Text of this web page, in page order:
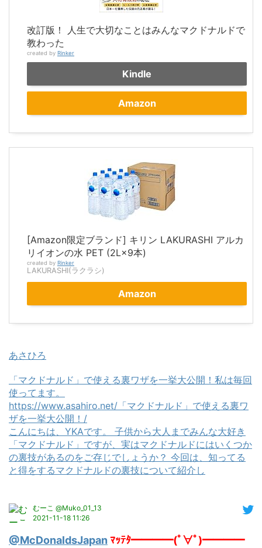
改訂版！ 人生で大切なことはみんなマクドナルドで
教わった
created by Rinker
Kindle
Amazon
[Amazon限定ブランド] キリン LAKURASHI アルカ
リイオンの水 PET (2L×9本)
created by Rinker
LAKURASHI(ラクラシ)
Amazon
あさひろ
「マクドナルド」で使える裏ワザを一挙大公開！私は毎回
使ってます。
https://www.asahiro.net/「マクドナルド」で使える裏ワ
ザを一挙大公開！/
こんにちは、YKAです。 子供から大人までみんな大好き
「マクドナルド」ですが、実はマクドナルドにはいくつか
の裏技があるのをご存じでしょうか？ 今回は、知ってる
と得をするマクドナルドの裏技について紹介し
むーこ @Muko_01_13
2021-11-18 11:26
@McDonaldsJapan ﾏｯﾃﾀ━━━━(ﾟ∀ﾟ)━━━━